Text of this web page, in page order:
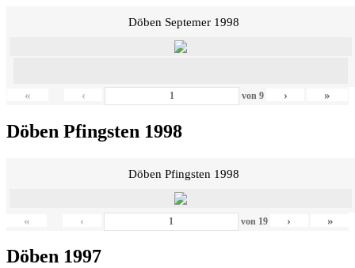
Döben Septemer 1998
« ‹ von9 › »
Döben Pfingsten 1998
Döben Pfingsten 1998
« ‹ von 19 › »
Döben 1997